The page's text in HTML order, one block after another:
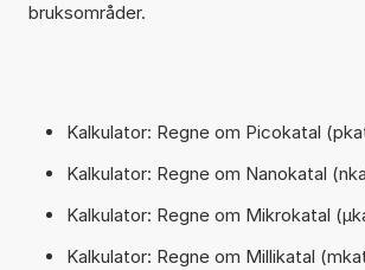
bruksområder.
Kalkulator: Regne om Picokatal
Kalkulator: Regne om Nanokatal
Kalkulator: Regne om Mikrokatal
Kalkulator: Regne om Millikatal